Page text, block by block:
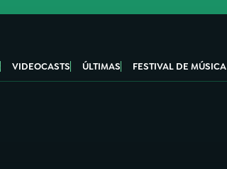
VIDEOCASTS ÚLTIMAS FESTIVAL DE MÚSICA